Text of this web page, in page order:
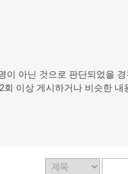
이 아닌 것으로 판단되었을 경
이상 게시하거나 비슷한 내